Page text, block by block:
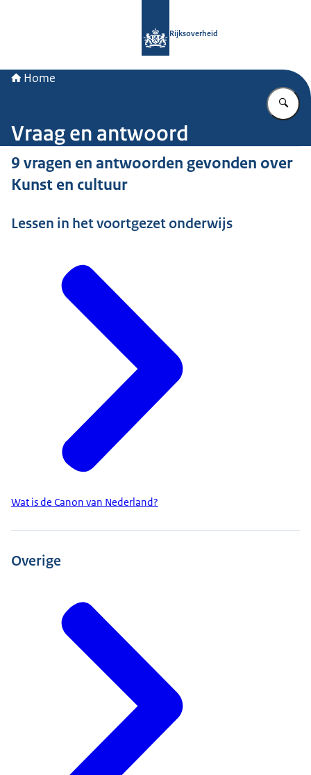
Rijksoverheid
Home
Vraag en antwoord
9 vragen en antwoorden gevonden over
Kunst en cultuur
Lessen in het voortgezet onderwijs
Wat is de Canon van Nederland?
Overige